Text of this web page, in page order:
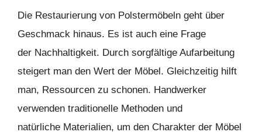
Die Restaurierung von Polstermöbeln geht über
Geschmack hinaus. Es ist auch eine Frage
der Nachhaltigkeit. Durch sorgfältige Aufarbeitung
steigert man den Wert der Möbel. Gleichzeitig hilft
man, Ressourcen zu schonen. Handwerker
verwenden traditionelle Methoden und
natürliche Materialien, um den Charakter der Möbel